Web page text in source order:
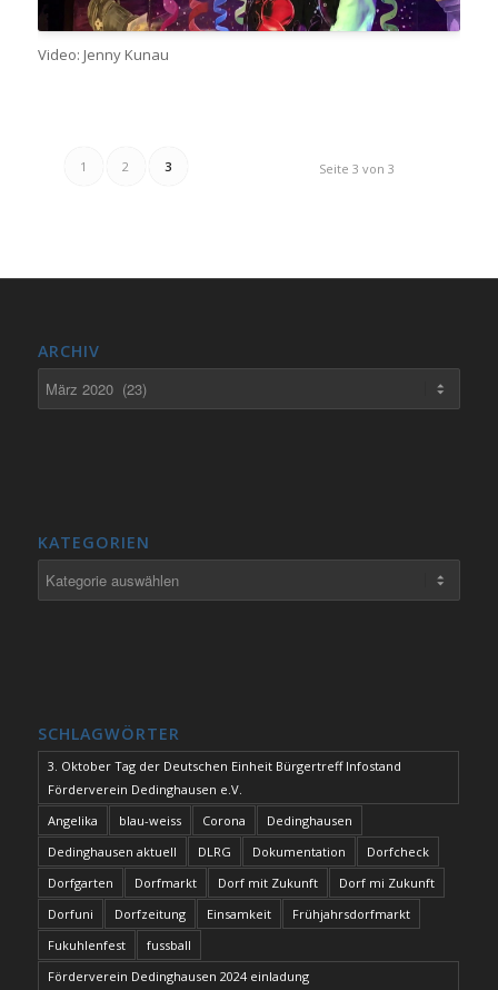
Video: Jenny Kunau
Seite 3 von 3
1 2 3
ARCHIV
KATEGORIEN
SCHLAGWÖRTER
3. Oktober Tag der Deutschen Einheit Bürgertreff Infostand
Förderverein Dedinghausen e.V.
Angelika
blau-weiss Corona
Dedinghausen
Dedinghausen aktuell
DLRG Dokumentation
Dorfcheck
Dorfgarten
Dorfmarkt Dorf mit Zukunft
Dorf mi Zukunft
Dorfuni
Dorfzeitung Einsamkeit
Frühjahrsdorfmarkt
Fukuhlenfest
fussball
Förderverein Dedinghausen 2024 einladung